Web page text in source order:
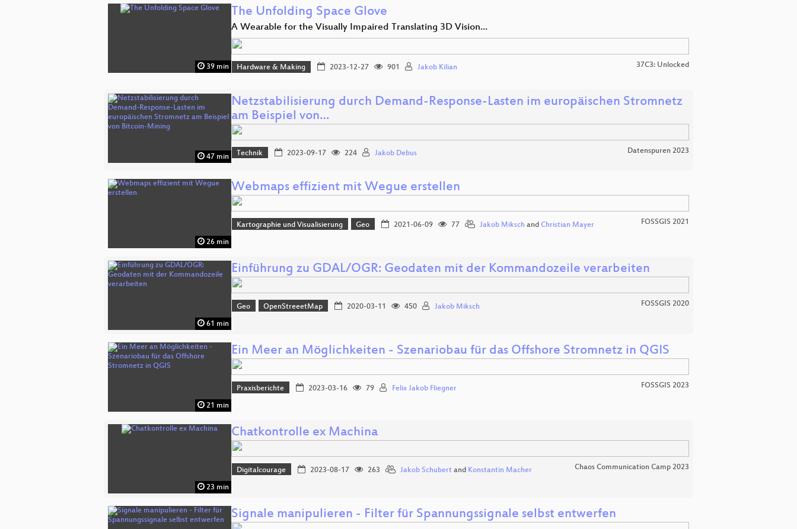
39 min
The Unfolding Space Glove
A Wearable for the Visually Impaired Translating 3D Vision…
Hardware & Making 2023-12-27 901 Jakob Kilian 37C3: Unlocked
47 min
Netzstabilisierung durch Demand-Response-Lasten im europäischen Stromnetz
am Beispiel von…
Technik 2023-09-17 224 Jakob Debus Datenspuren 2023
26 min
Webmaps effizient mit Wegue erstellen
Kartographie und Visualisierung Geo 2021-06-09 77 Jakob Miksch and Christian Mayer FOSSGIS 2021
61 min
Einführung zu GDAL/OGR: Geodaten mit der Kommandozeile verarbeiten
Geo OpenStreeetMap 2020-03-11 450 Jakob Miksch FOSSGIS 2020
21 min
Ein Meer an Möglichkeiten - Szenariobau für das Offshore Stromnetz in QGIS
Praxisberichte 2023-03-16 79 Felix Jakob Fliegner FOSSGIS 2023
23 min
Chatkontrolle ex Machina
Digitalcourage 2023-08-17 263 Jakob Schubertand Konstantin Macher Chaos Communication Camp 2023
Signale manipulieren - Filter für Spannungssignale selbst entwerfen